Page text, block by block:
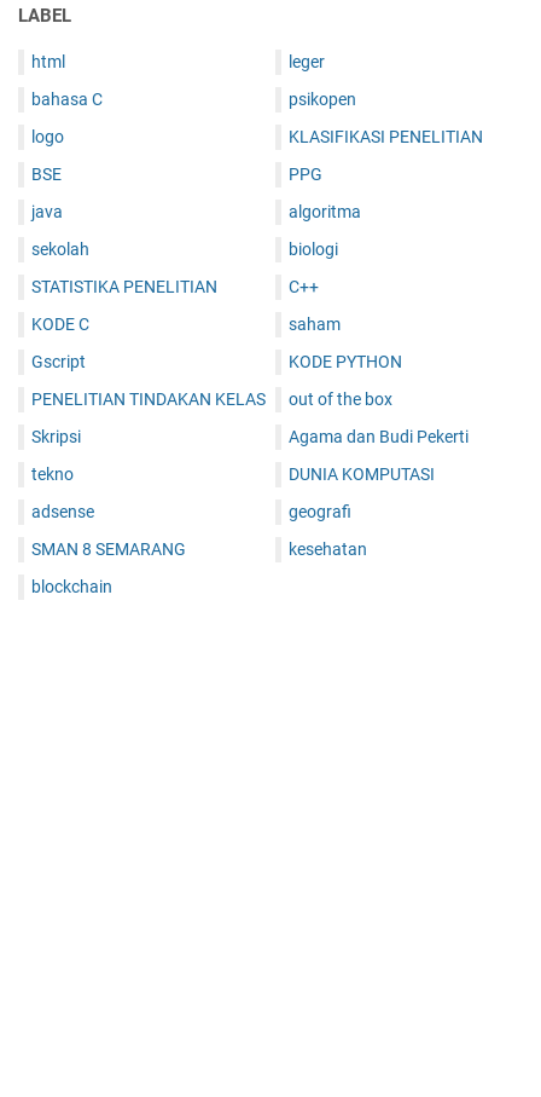
LABEL
html
bahasa C
logo
BSE
java
sekolah
STATISTIKA PENELITIAN
KODE C
Gscript
PENELITIAN TINDAKAN KELAS
Skripsi
tekno
adsense
SMAN 8 SEMARANG
blockchain
leger
psikopen
KLASIFIKASI PENELITIAN
PPG
algoritma
biologi
C++
saham
KODE PYTHON
out of the box
Agama dan Budi Pekerti
DUNIA KOMPUTASI
geografi
kesehatan